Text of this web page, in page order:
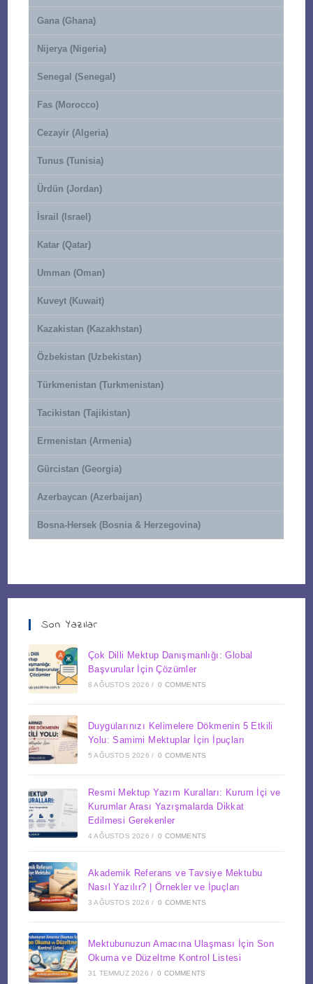
Gana (Ghana)
Nijerya (Nigeria)
Senegal (Senegal)
Fas (Morocco)
Cezayir (Algeria)
Tunus (Tunisia)
Ürdün (Jordan)
İsrail (Israel)
Katar (Qatar)
Umman (Oman)
Kuveyt (Kuwait)
Kazakistan (Kazakhstan)
Özbekistan (Uzbekistan)
Türkmenistan (Turkmenistan)
Tacikistan (Tajikistan)
Ermenistan (Armenia)
Gürcistan (Georgia)
Azerbaycan (Azerbaijan)
Bosna-Hersek (Bosnia & Herzegovina)
Son Yazılar
Çok Dilli Mektup Danışmanlığı: Global
Başvurular İçin Çözümler
8 AĞUSTOS 2026 / 0 COMMENTS
Duygularınızı Kelimelere Dökmenin 5 Etkili
Yolu: Samimi Mektuplar İçin İpuçları
5 AĞUSTOS 2026 / 0 COMMENTS
Resmi Mektup Yazım Kuralları: Kurum İçi ve
Kurumlar Arası Yazışmalarda Dikkat
Edilmesi Gerekenler
4 AĞUSTOS 2026 / 0 COMMENTS
Akademik Referans ve Tavsiye Mektubu
Nasıl Yazılır? | Örnekler ve İpuçları
3 AĞUSTOS 2026 / 0 COMMENTS
Mektubunuzun Amacına Ulaşması İçin Son
Okuma ve Düzeltme Kontrol Listesi
31 TEMMUZ 2026 / 0 COMMENTS